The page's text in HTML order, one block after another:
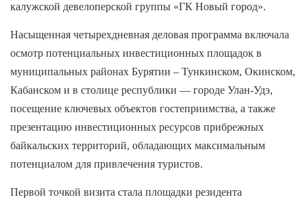
калужской девелоперской группы «ГК Новый город».
Насыщенная четырехдневная деловая программа включала
осмотр потенциальных инвестиционных площадок в
муниципальных районах Бурятии – Тункинском, Окинском,
Кабанском и в столице республики — городе Улан-Удэ,
посещение ключевых объектов гостеприимства, а также
презентацию инвестиционных ресурсов прибрежных
байкальских территорий, обладающих максимальным
потенциалом для привлечения туристов.
Первой точкой визита стала площадки резидента